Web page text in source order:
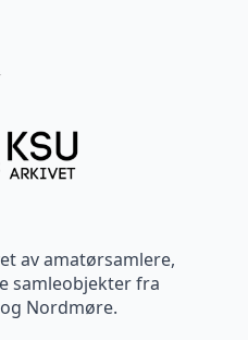
av amatørsamlere,
samleobjekter fra
Nordmøre.